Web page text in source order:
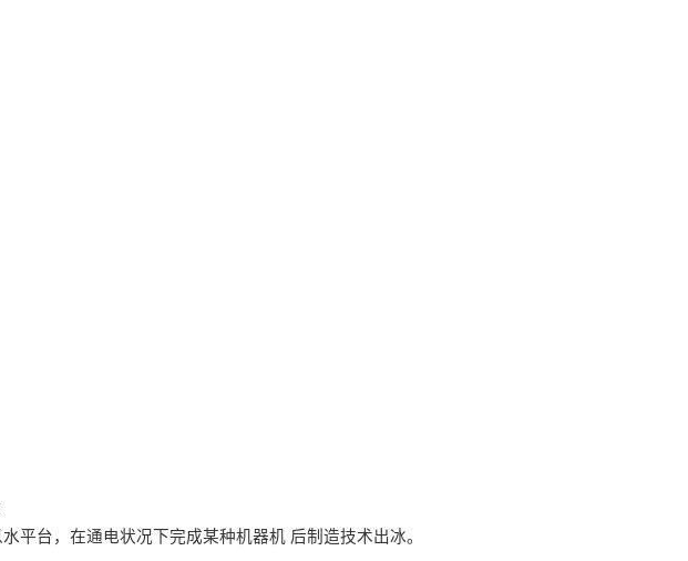
平台，在通电状况下完成某种机器机 后制造技术出冰。